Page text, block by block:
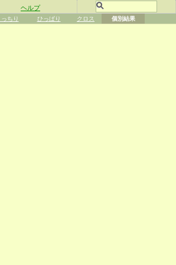
ヘルプ
っちり ひっぱり クロス 個別結果